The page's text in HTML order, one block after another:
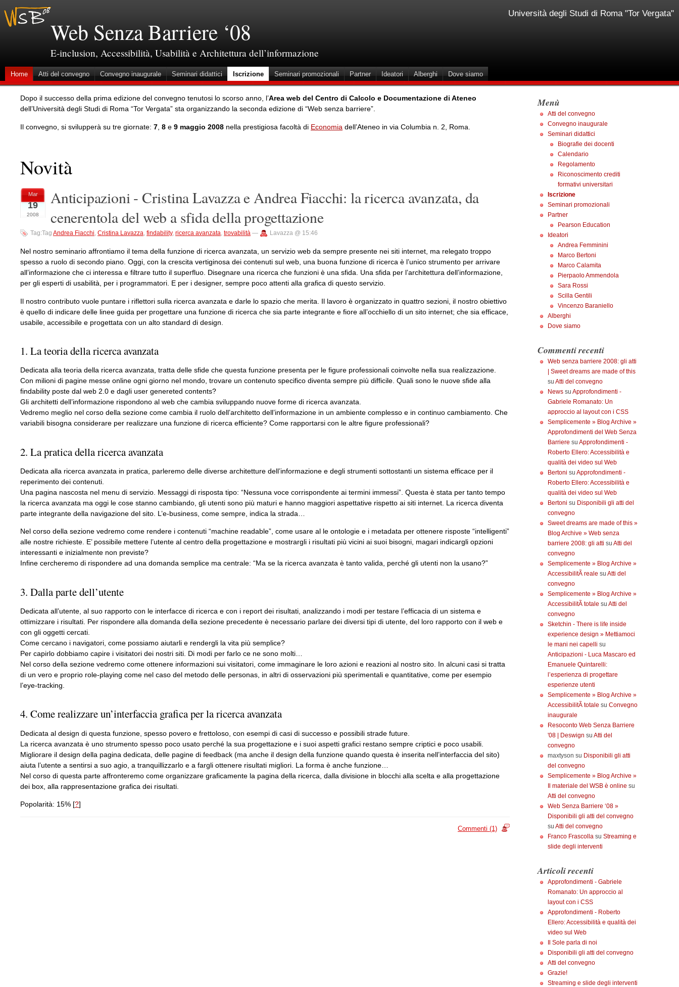
Web Senza Barriere ‘08
Università degli Studi di Roma "Tor Vergata"
E-inclusion, Accessibilità, Usabilità e Architettura dell’informazione
Home Atti del convegno Convegno inaugurale Seminari didattici Iscrizione Seminari promozionali Partner Ideatori Alberghi Dove siamo
Dopo il successo della prima edizione del convegno tenutosi lo scorso anno, l’Area web del Centro di Calcolo e Documentazione di Ateneo
dell’Università degli Studi di Roma “Tor Vergata” sta organizzando la seconda edizione di “Web senza barriere”.
Il convegno, si svilupperà su tre giornate: 7 8 e 9 maggio 2008 nella prestigiosa facoltà di Economia dell’Ateneo in via Columbia n. 2, Roma.
Novità
Mar
19
2008
Anticipazioni - Cristina Lavazza e Andrea Fiacchi: la ricerca avanzata, da
cenerentola del web a sfida della progettazione
Tag:Tag Andrea Fiacchi, Cristina Lavazza, findability, ricerca avanzata, trovabilità — Lavazza @ 15:46
Nel nostro seminario affrontiamo il tema della funzione di ricerca avanzata, un servizio web da sempre presente nei siti internet, ma relegato troppo
spesso a ruolo di secondo piano. Oggi, con la crescita vertiginosa dei contenuti sul web, una buona funzione di ricerca è l’unico strumento per arrivare
all’informazione che ci interessa e filtrare tutto il superfluo. Disegnare una ricerca che funzioni è una sfida. Una sfida per l’architettura dell’informazione,
per gli esperti di usabilità, per i programmatori. E per i designer, sempre poco attenti alla grafica di questo servizio.
Il nostro contributo vuole puntare i riflettori sulla ricerca avanzata e darle lo spazio che merita. Il lavoro è organizzato in quattro sezioni, il nostro obiettivo
è quello di indicare delle linee guida per progettare una funzione di ricerca che sia parte integrante e fiore all’occhiello di un sito internet; che sia efficace,
usabile, accessibile e progettata con un alto standard di design.
1. La teoria della ricerca avanzata
Dedicata alla teoria della ricerca avanzata, tratta delle sfide che questa funzione presenta per le figure professionali coinvolte nella sua realizzazione.
Con milioni di pagine messe online ogni giorno nel mondo, trovare un contenuto specifico diventa sempre più difficile. Quali sono le nuove sfide alla
findability poste dal web 2.0 e dagli user genereted contents?
Gli architetti dell’informazione rispondono al web che cambia sviluppando nuove forme di ricerca avanzata.
Vedremo meglio nel corso della sezione come cambia il ruolo dell’architetto dell’informazione in un ambiente complesso e in continuo cambiamento. Che
variabili bisogna considerare per realizzare una funzione di ricerca efficiente? Come rapportarsi con le altre figure professionali?
2. La pratica della ricerca avanzata
Dedicata alla ricerca avanzata in pratica, parleremo delle diverse architetture dell’informazione e degli strumenti sottostanti un sistema efficace per il
reperimento dei contenuti.
Una pagina nascosta nel menu di servizio. Messaggi di risposta tipo: “Nessuna voce corrispondente ai termini immessi”. Questa è stata per tanto tempo
la ricerca avanzata ma oggi le cose stanno cambiando, gli utenti sono più maturi e hanno maggiori aspettative rispetto ai siti internet. La ricerca diventa
parte integrante della navigazione del sito. L’e-business, come sempre, indica la strada…
Nel corso della sezione vedremo come rendere i contenuti “machine readable”, come usare al le ontologie e i metadata per ottenere risposte “intelligenti”
alle nostre richieste. E’ possibile mettere l’utente al centro della progettazione e mostrargli i risultati più vicini ai suoi bisogni, magari indicargli opzioni
interessanti e inizialmente non previste?
Infine cercheremo di rispondere ad una domanda semplice ma centrale: “Ma se la ricerca avanzata è tanto valida, perché gli utenti non la usano?”
3. Dalla parte dell’utente
Dedicata all’utente, al suo rapporto con le interfacce di ricerca e con i report dei risultati, analizzando i modi per testare l’efficacia di un sistema e
ottimizzare i risultati. Per rispondere alla domanda della sezione precedente è necessario parlare dei diversi tipi di utente, del loro rapporto con il web e
con gli oggetti cercati.
Come cercano i navigatori, come possiamo aiutarli e rendergli la vita più semplice?
Per capirlo dobbiamo capire i visitatori dei nostri siti. Di modi per farlo ce ne sono molti…
Nel corso della sezione vedremo come ottenere informazioni sui visitatori, come immaginare le loro azioni e reazioni al nostro sito. In alcuni casi si tratta
di un vero e proprio role-playing come nel caso del metodo delle personas, in altri di osservazioni più sperimentali e quantitative, come per esempio
l’eye-tracking.
4. Come realizzare un’interfaccia grafica per la ricerca avanzata
Dedicata al design di questa funzione, spesso povero e frettoloso, con esempi di casi di successo e possibili strade future.
La ricerca avanzata è uno strumento spesso poco usato perché la sua progettazione e i suoi aspetti grafici restano sempre criptici e poco usabili.
Migliorare il design della pagina dedicata, delle pagine di feedback (ma anche il design della funzione quando questa è inserita nell’interfaccia del sito)
aiuta l’utente a sentirsi a suo agio, a tranquillizzarlo e a fargli ottenere risultati migliori. La forma è anche funzione…
Nel corso di questa parte affronteremo come organizzare graficamente la pagina della ricerca, dalla divisione in blocchi alla scelta e alla progettazione
dei box, alla rappresentazione grafica dei risultati.
Popolarità: 15% [?]
Commenti (1)
Menù
Atti del convegno
Convegno inaugurale
Seminari didattici
Biografie dei docenti
Calendario
Regolamento
Riconoscimento crediti
formativi universitari
Iscrizione
Seminari promozionali
Partner
Pearson Education
Ideatori
Andrea Femminini
Marco Bertoni
Marco Calamita
Pierpaolo Ammendola
Sara Rossi
Scilla Gentili
Vincenzo Baraniello
Alberghi
Dove siamo
Commenti recenti
Web senza barriere 2008: gli atti
| Sweet dreams are made of this
su Atti del convegno
News su Approfondimenti -
Gabriele Romanato: Un
approccio al layout con i CSS
Semplicemente » Blog Archive »
Approfondimenti del Web Senza
Barriere su Approfondimenti -
Roberto Ellero: Accessibilità e
qualità dei video sul Web
Bertoni su Approfondimenti -
Roberto Ellero: Accessibilità e
qualità dei video sul Web
Bertoni su Disponibili gli atti del
convegno
Sweet dreams are made of this »
Blog Archive » Web senza
barriere 2008: gli atti su Atti del
convegno
Semplicemente » Blog Archive »
AccessibilitÃ reale su Atti del
convegno
Semplicemente » Blog Archive »
AccessibilitÃ totale su Atti del
convegno
Sketchin - There is life inside
experience design » Mettiamoci
le mani nei capelli su
Anticipazioni - Luca Mascaro ed
Emanuele Quintarelli:
l’esperienza di progettare
esperienze utenti
Semplicemente » Blog Archive »
AccessibilitÃ totale su Convegno
inaugurale
Resoconto Web Senza Barriere
'08 | Deswign su Atti del
convegno
maxtyson su Disponibili gli atti
del convegno
Semplicemente » Blog Archive »
Il materiale del WSB è online su
Atti del convegno
Web Senza Barriere ‘08 »
Disponibili gli atti del convegno
su Atti del convegno
Franco Frascolla su Streaming e
slide degli interventi
Articoli recenti
Approfondimenti - Gabriele
Romanato: Un approccio al
layout con i CSS
Approfondimenti - Roberto
Ellero: Accessibilità e qualità dei
video sul Web
Il Sole parla di noi
Disponibili gli atti del convegno
Atti del convegno
Grazie!
Streaming e slide degli interventi